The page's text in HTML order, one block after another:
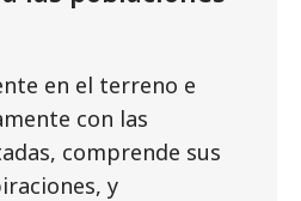
en el terreno e
con las
comprende sus
y